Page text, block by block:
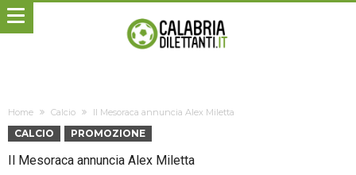
Home Calcio Il Mesoraca annuncia Alex Miletta
CALCIO PROMOZIONE
Il Mesoraca annuncia Alex Miletta